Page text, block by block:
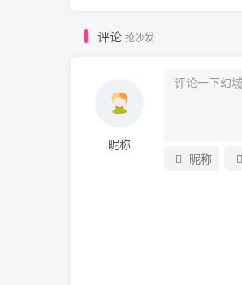
评论 抢沙发
昵称
昵称